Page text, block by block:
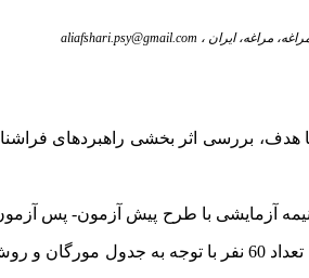
مراغه، ایران ، aliafshari.psy@gmail.com
هدف، بررسی اثر بخشی راهبردهای
آزمایشی با طرح پیش آزمون- پس آزمون
تحصیلی 97-96 بود که تعداد 60 نفر با